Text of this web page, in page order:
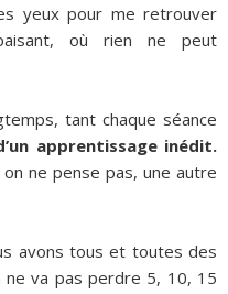
yeux pour me retrouver
où rien ne peut
tant chaque séance
apprentissage inédit.
ne pense pas, une autre
avons tous et toutes des
ne va pas perdre 5, 10, 15